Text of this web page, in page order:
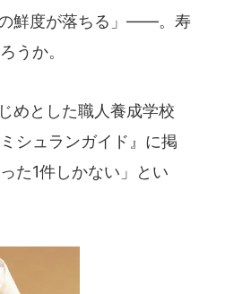
鮮度が落ちる」――。寿
うか。
めとした職人養成学校
シュランガイド』に掲
た1件しかない」とい